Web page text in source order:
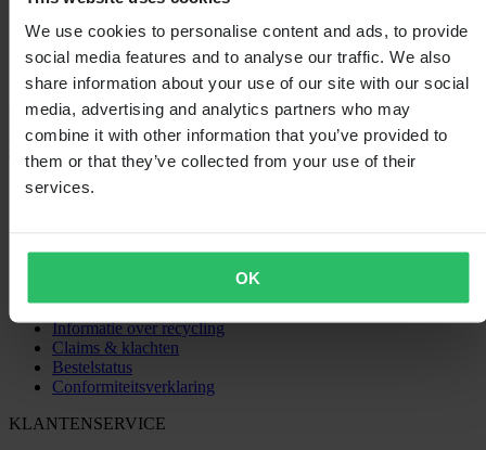
We use cookies to personalise content and ads, to provide
social media features and to analyse our traffic. We also
share information about your use of our site with our social
media, advertising and analytics partners who may
combine it with other information that you’ve provided to
them or that they’ve collected from your use of their
services.
OK
0
Laden...
Verzending & levering
Herroepingsrecht
Informatie over recycling
Claims & klachten
Bestelstatus
Conformiteitsverklaring
KLANTENSERVICE